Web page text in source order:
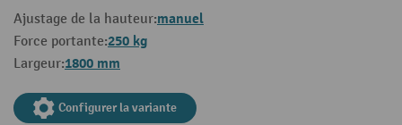
Ajustage de la hauteur:manuel
Force portante:250 kg
Largeur:1800 mm
Configurer la variante